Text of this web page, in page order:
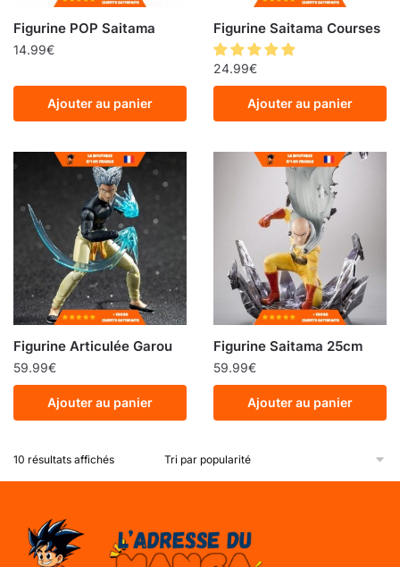
Figurine POP Saitama
14.99€
Ajouter au panier
Figurine Saitama Courses
24.99€
Ajouter au panier
Figurine Articulée Garou
59.99€
Ajouter au panier
Figurine Saitama 25cm
59.99€
Ajouter au panier
10 résultats affichés